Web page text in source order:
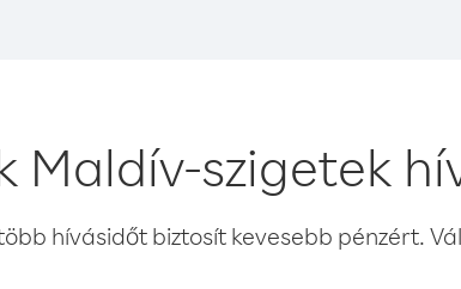
Maldív-szigetek
hívásidőt biztosít kevesebb pénzért.